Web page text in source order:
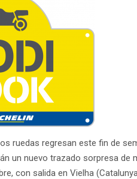
ruedas regresan este fin de
un nuevo trazado sorpresa de
con salida en Vielha